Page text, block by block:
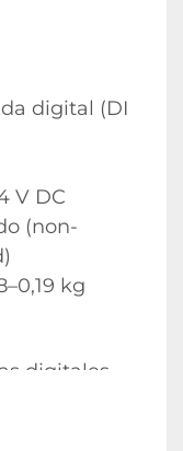
digital (DI
V DC
(non-
kg
digitales